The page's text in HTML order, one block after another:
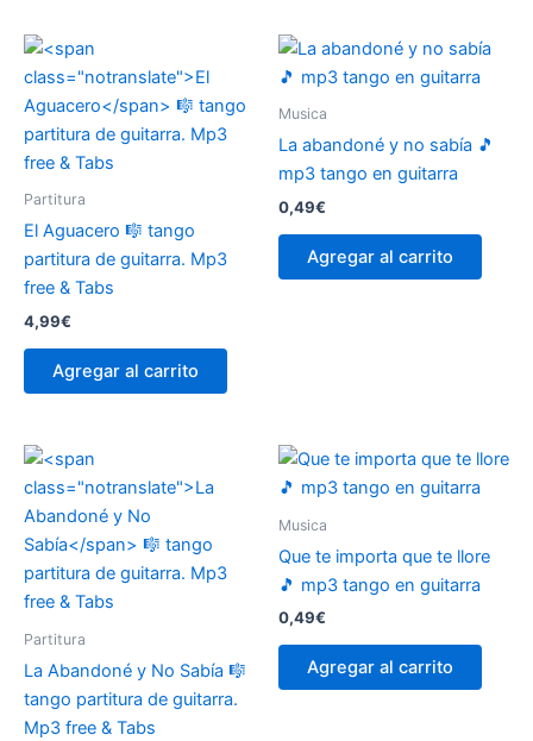
Partitura
El Aguacero 🎼 tango
partitura de guitarra. Mp3
free & Tabs
4,99€
Agregar al carrito
Musica
La abandoné y no sabía 🎵
mp3 tango en guitarra
0,49€
Agregar al carrito
Partitura
La Abandoné y No Sabía 🎼
tango partitura de guitarra.
Mp3 free & Tabs
Musica
Que te importa que te llore
🎵 mp3 tango en guitarra
0,49€
Agregar al carrito